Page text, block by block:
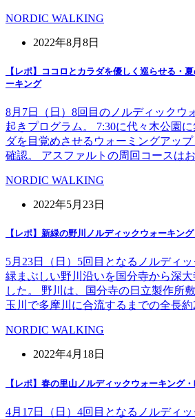
NORDIC WALKING
2022年8月8日
【レポ】ココロとカラダを優しく巡らせる・
ーキング
8月7日（日）8回目のノルディックウ
起きプログラム。 7:30に代々木公園
ダを目覚めさせるウォーミングアッ
確認。 アスファルトの周回コースは
NORDIC WALKING
2022年5月23日
【レポ】新緑の野川ノルディックウォーキン
5月23日（日）5回目となるノルディ
緑まぶしい野川沿いを国分寺から深大
した。 野川は、国分寺の日立製作所
玉川で多摩川に合流するまでの全長
NORDIC WALKING
2022年4月18日
【レポ】春の里山ノルディックウォーキング
4月17日（日）4回目となるノルディ